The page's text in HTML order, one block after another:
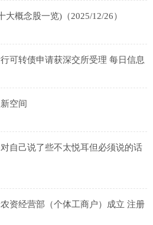
概念股一览)（2025/12/26）
可转债申请获深交所受理 每日信息
空间
自己说了些不太悦耳但必须说的话
资经营部（个体工商户）成立 注册